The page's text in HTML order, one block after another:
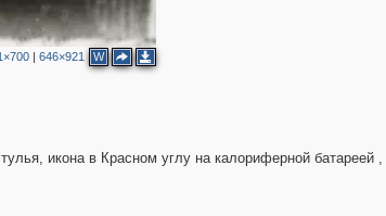
|646×921 W
икона в Красном углу на калориферной батареей ,